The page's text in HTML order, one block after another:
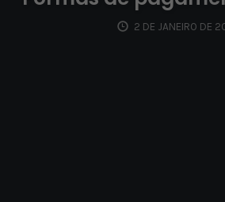
2 DE JANEIRO DE